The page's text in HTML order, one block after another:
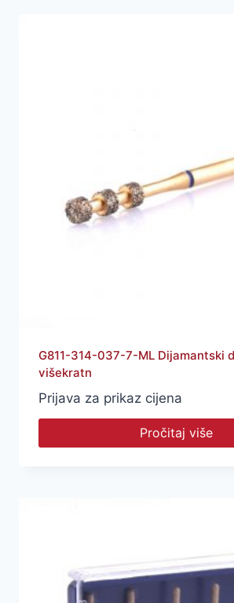
G811-314-037-7-ML Dijamantski
višekratn
Prijava za prikaz cijena
Pročitaj više